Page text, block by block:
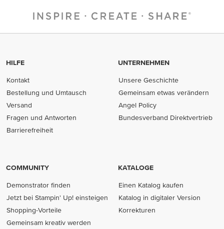
HILFE
Kontakt
Bestellung und Umtausch
Versand
Fragen und Antworten
Barrierefreiheit
UNTERNEHMEN
Unsere Geschichte
Gemeinsam etwas verändern
Angel Policy
Bundesverband Direktvertrieb
COMMUNITY
Demonstrator finden
Jetzt bei Stampin' Up! einsteigen
Shopping-Vorteile
Gemeinsam kreativ werden
KATALOGE
Einen Katalog kaufen
Katalog in digitaler Version
Korrekturen